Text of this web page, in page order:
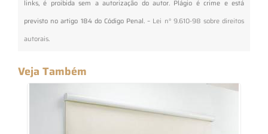
links, é proibida sem a autorização do autor. Plágio é crime e está
previsto no artigo 184 do Código Penal. – Lei n° 9.610-98 sobre direitos
autorais.
Veja Também